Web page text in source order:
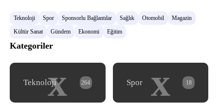
Teknoloji Spor Sponsorlu Bağlantılar Sağlık Otomobil
Magazin
Kültür Sanat
Gündem Ekonomi Eğitim
Kategoriler
x
Teknoloji 264 x
Spor 18